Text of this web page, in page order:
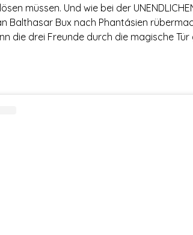
müssen. Und wie bei der
Balthasar Bux nach Phantásien
die drei Freunde durch die magische Tür